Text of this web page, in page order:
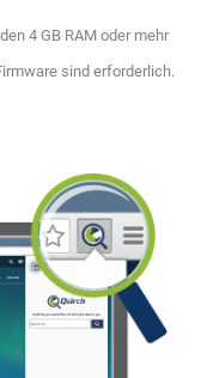
4 GB RAM oder mehr
sind erforderlich.